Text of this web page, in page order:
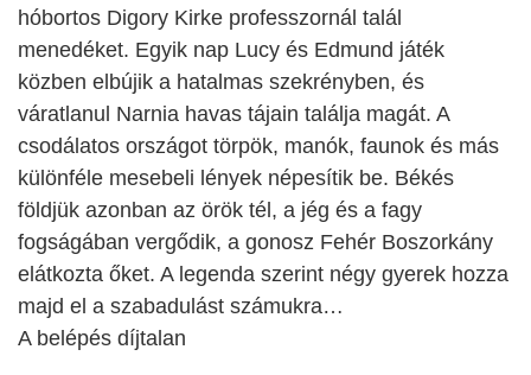
hóbortos Digory Kirke professzornál talál
menedéket. Egyik nap Lucy és Edmund játék
közben elbújik a hatalmas szekrényben, és
váratlanul Narnia havas tájain találja magát. A
csodálatos országot törpök, manók, faunok és más
különféle mesebeli lények népesítik be. Békés
földjük azonban az örök tél, a jég és a fagy
fogságában vergődik, a gonosz Fehér Boszorkány
elátkozta őket. A legenda szerint négy gyerek hozza
majd el a szabadulást számukra…
A belépés díjtalan